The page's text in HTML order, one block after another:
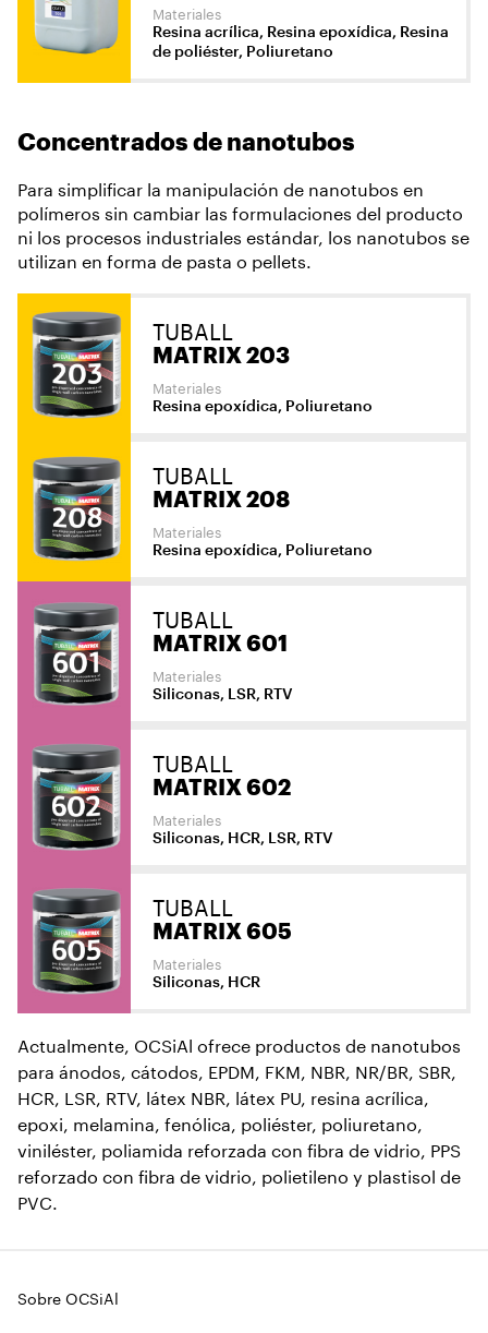
Materiales
Resina acrílica, Resina epoxídica, Resina
de poliéster, Poliuretano
Concentrados de nanotubos
Para simplificar la manipulación de nanotubos en
polímeros sin cambiar las formulaciones del producto
ni los procesos industriales estándar, los nanotubos se
utilizan en forma de pasta o pellets.
TUBALL
MATRIX 203
Materiales
Resina epoxídica, Poliuretano
TUBALL
MATRIX 208
Materiales
Resina epoxídica, Poliuretano
TUBALL
MATRIX 601
Materiales
Siliconas, LSR, RTV
TUBALL
MATRIX 602
Materiales
Siliconas, HCR, LSR, RTV
TUBALL
MATRIX 605
Materiales
Siliconas, HCR
Actualmente, OCSiAl ofrece productos de nanotubos
para ánodos, cátodos, EPDM, FKM, NBR, NR/BR, SBR,
HCR, LSR, RTV, látex NBR, látex PU, resina acrílica,
epoxi, melamina, fenólica, poliéster, poliuretano,
viniléster, poliamida reforzada con fibra de vidrio, PPS
reforzado con fibra de vidrio, polietileno y plastisol de
PVC.
Sobre OCSiAl